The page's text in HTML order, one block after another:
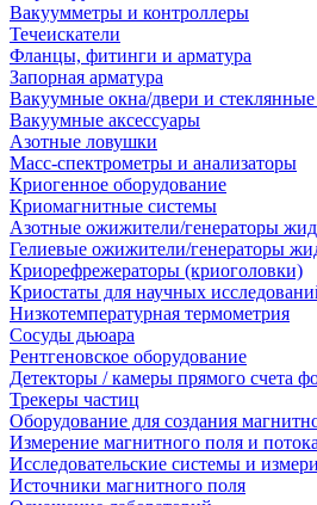
Вакуумметры и контроллеры
Течеискатели
Фланцы, фитинги и арматура
Запорная арматура
Вакуумные окна/двери и
Вакуумные аксессуары
Азотные ловушки
Масс-спектрометры и анализаторы
Криогенное оборудование
Криомагнитные системы
Азотные ожижители/генераторы
Гелиевые ожижители/генераторы
Криорефрежераторы (криоголовки)
Криостаты для научных
Низкотемпературная термометрия
Сосуды дьюара
Рентгеновское оборудование
Детекторы / камеры прямого счета
Трекеры частиц
Оборудование для создания
Измерение магнитного поля и потока
Исследовательские системы и
Источники магнитного поля